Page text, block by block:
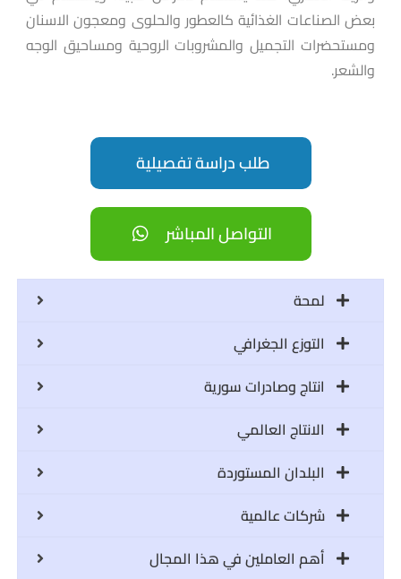
بعض الصناعات الغذائية كالعطور والحلوى ومعجون الاسنان
ومستحضرات التجميل والمشروبات الروحية ومساحيق الوجه
والشعر.
طلب دراسة تفصيلية
التواصل المباشر
لمحة
التوزع الجغرافي
انتاج وصادرات سورية
الانتاج العالمي
البلدان المستوردة
شركات عالمية
أهم العاملين في هذا المجال